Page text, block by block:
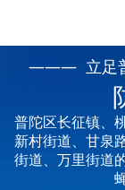
青田白蚁防治
——— 立足
普陀区长征镇、
新村街道、甘泉
街道、万里街道